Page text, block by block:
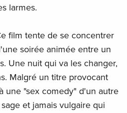
larmes.
film tente de se concentrer
soirée animée entre un
Une nuit qui va les changer,
Malgré un titre provocant
une "sex comedy" d'un autre
et jamais vulgaire qui